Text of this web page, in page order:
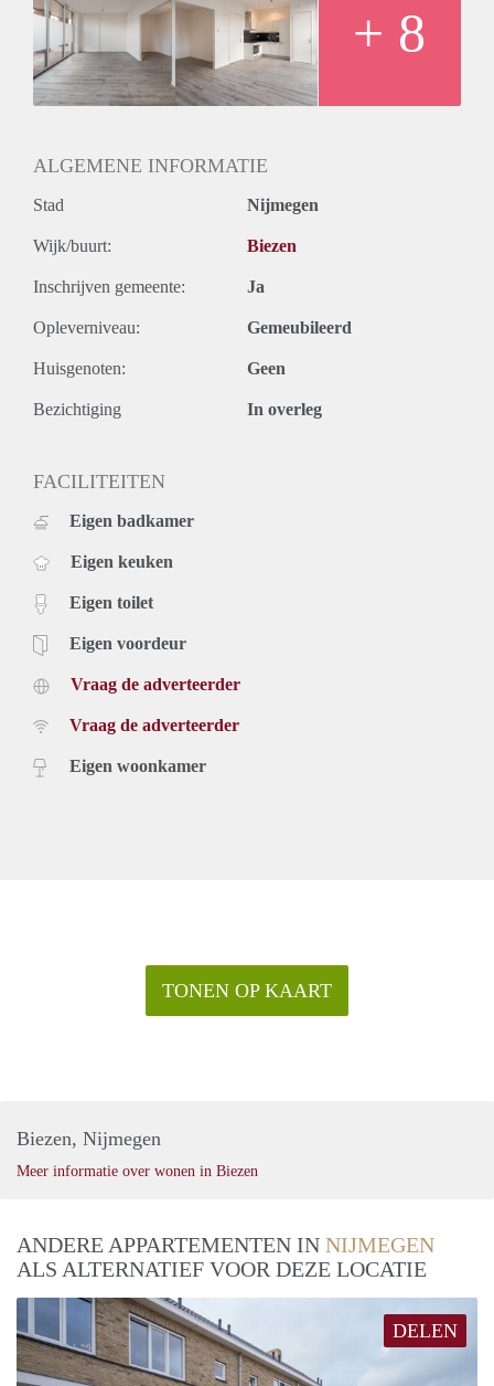
woningdelers niet toegestaan
+ 8
ALGEMENE INFORMATIE
Stad Nijmegen
Wijk/buurt: Biezen
Inschrijven gemeente: Ja
Opleverniveau: Gemeubileerd
Huisgenoten: Geen
Bezichtiging In overleg
FACILITEITEN
Eigen badkamer
Eigen keuken
Eigen toilet
Eigen voordeur
Vraag de adverteerder
Vraag de adverteerder
Eigen woonkamer
TONEN OP KAART
Biezen, Nijmegen
Meer informatie over wonen in Biezen
ANDERE APPARTEMENTEN IN NIJMEGEN
ALS ALTERNATIEF VOOR DEZE LOCATIE
DELEN